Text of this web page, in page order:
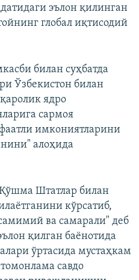
360p 480p
эълон қилинган
глобал иқтисодий
билан суҳбатда
Ўзбекистон билан
ядро
сармоя
имкониятларини
алоҳида
Штатлар билан
кўрсатиб,
ва самарали" деб
қилган баёнотида
ўртасида мустаҳкам
савдо